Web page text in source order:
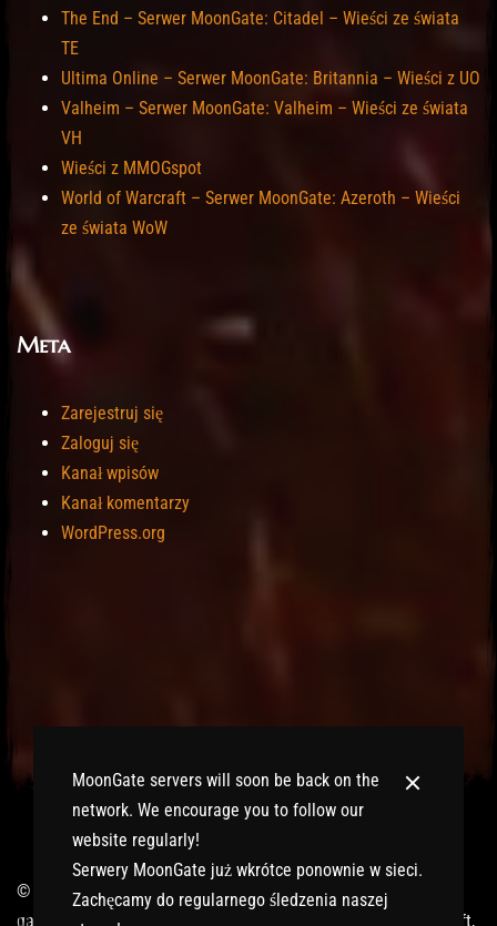
The End – Serwer MoonGate: Citadel – Wieści ze świata
TE
Ultima Online – Serwer MoonGate: Britannia – Wieści z UO
Valheim – Serwer MoonGate: Valheim – Wieści ze świata
VH
Wieści z MMOGspot
World of Warcraft – Serwer MoonGate: Azeroth – Wieści
ze świata WoW
Meta
Zarejestruj się
Zaloguj się
Kanał wpisów
Kanał komentarzy
WordPress.org
© 2017-2026 MMOGspot. The logos and names of individual
games (Ultima Online, Valheim, Conan Exiles, World of Warcraft,
MoonGate servers will soon be back on the
network. We encourage you to follow our
website regularly!
Serwery MoonGate już wkrótce ponownie w sieci.
Zachęcamy do regularnego śledzenia naszej